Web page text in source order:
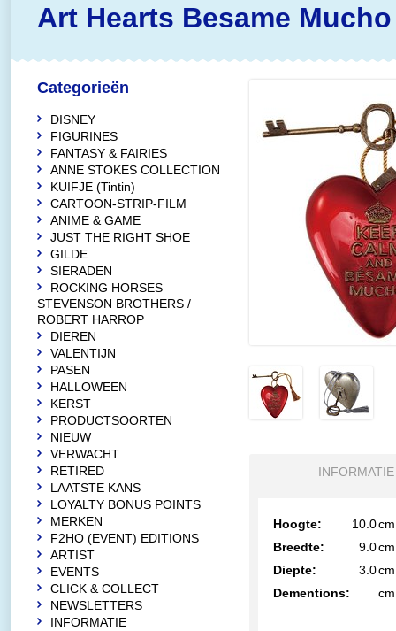
Art Hearts Besame Mucho
INFORMATIE
Hoogte: 10.0cm
Breedte:
9.0cm
Diepte:
3.0cm
Dementions:
cm
Categorieën
DISNEY
FIGURINES
FANTASY & FAIRIES
ANNE STOKES COLLECTION
KUIFJE (Tintin)
CARTOON-STRIP-FILM
ANIME & GAME
JUST THE RIGHT SHOE
GILDE
SIERADEN
ROCKING HORSES
STEVENSON BROTHERS /
ROBERT HARROP
DIEREN
VALENTIJN
PASEN
HALLOWEEN
KERST
PRODUCTSOORTEN
NIEUW
VERWACHT
RETIRED
LAATSTE KANS
LOYALTY BONUS POINTS
MERKEN
F2HO (EVENT) EDITIONS
ARTIST
EVENTS
CLICK & COLLECT
NEWSLETTERS
INFORMATIE